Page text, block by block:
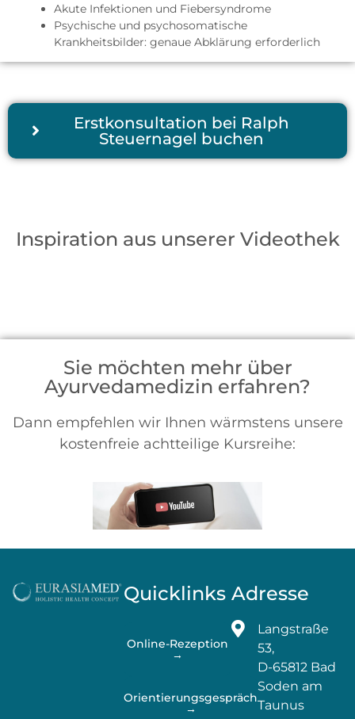
Akute Infektionen und Fiebersyndrome
Psychische und psychosomatische
Krankheitsbilder: genaue Abklärung erforderlich
Erstkonsultation bei Ralph
Steuernagel buchen
Inspiration aus unserer Videothek
Sie möchten mehr über
Ayurvedamedizin erfahren?
Dann empfehlen wir Ihnen wärmstens unsere
kostenfreie achtteilige Kursreihe:
Quicklinks
Online-Rezeption
→
Orientierungsgespräch
→
Adresse
Langstraße
53,
D-65812 Bad
Soden am
Taunus